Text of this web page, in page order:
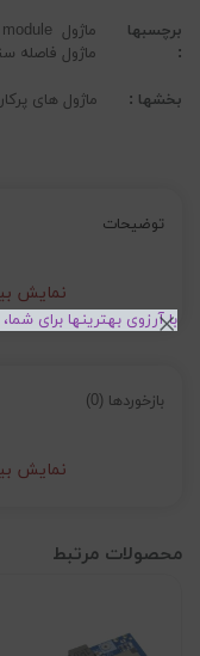
برچسبها
:
ماژول module
ماژول فاصله
بخشها : ماژول های
توضیحات
نمایش
بازخوردها (0)
نمایش
محصولات مرتبط
با آرزوی بهترینها برای